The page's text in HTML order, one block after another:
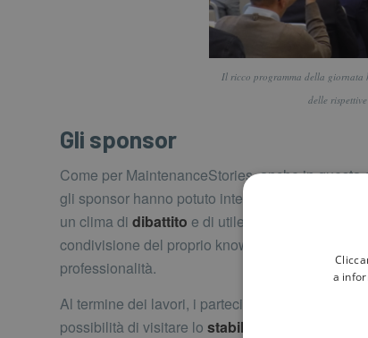
Il ricco programma della giornata
delle
Gli sponsor
Come per MaintenanceStories, anche in questa
gli sponsor hanno potuto interagire con i relatori
un clima di dibattito e di utile confronto,
condivisione del proprio know-how e della propria
professionalità.
Al termine dei lavori, i partecipanti hanno avuto la
possibilità di visitare lo stabilimento
a